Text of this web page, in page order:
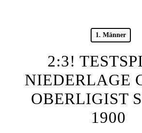
1. Männer
2:3!
NIEDERLAGE
OBERLIGIST
1900